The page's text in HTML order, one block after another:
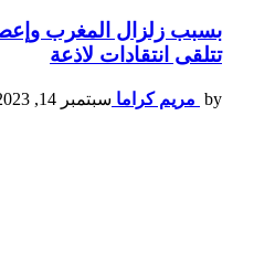
بسبب زلزال المغرب
تتلقى انتقادات لاذعة
by مريم كراما سبتمبر 14, 2023, 5:51 م